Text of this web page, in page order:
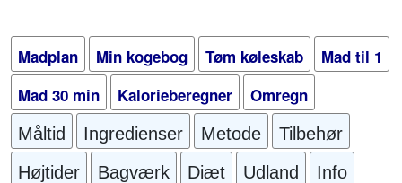
Madplan Min kogebog Tøm køleskab
Mad til 1
Mad 30 min
Kalorieberegner Omregn
Måltid Ingredienser Metode
Tilbehør
Højtider
Bagværk Diæt Udland Info